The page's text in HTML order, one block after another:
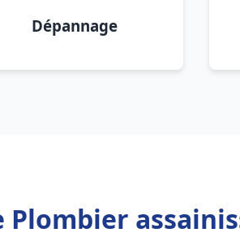
Dépannage
Plombier